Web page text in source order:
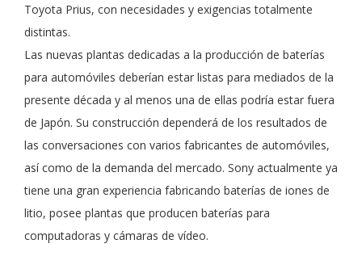
Toyota Prius, con necesidades y exigencias totalmente
distintas.
Las nuevas plantas dedicadas a la producción de baterías
para automóviles deberían estar listas para mediados de la
presente década y al menos una de ellas podría estar fuera
de Japón. Su construcción dependerá de los resultados de
las conversaciones con varios fabricantes de automóviles,
así como de la demanda del mercado. Sony actualmente ya
tiene una gran experiencia fabricando baterías de iones de
litio, posee plantas que producen baterías para
computadoras y cámaras de vídeo.